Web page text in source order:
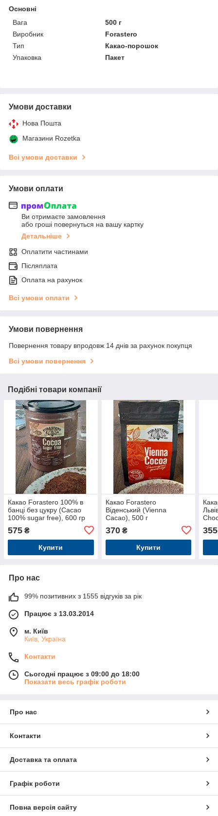
Основні
Вага
500 г
Виробник
Forastero
Тип
Какао-порошок
Упаковка
Пакет
Умови доставки
Нова Пошта
Магазини Rozetka
Всі умови доставки
Умови оплати
Ви отримаєте замовлення
або гроші повернуться на вашу картку
Детальніше
Оплатити частинами
Післяплата
Оплата на рахунок
Всі умови оплати
Умови повернення
Повернення товару впродовж 14 днів за рахунок покупця
Всі умови повернення
Подібні товари компанії
Какао Forastero 100% в
банці без цукру (Cacao
100% sugar free), 600 гр
575 ₴
Купити
Какао Forastero
Віденський (Vienna
Cacao), 500 г
370₴
Купити
355
Про нас
99% позитивних з 1555 відгуків за рік
Працює з 13.03.2014
м. Київ
Київ, Україна
Контакти
Сьогодні працює з 09:00 до 18:00
Показати весь графік роботи
Про нас
Контакти
Доставка та оплата
Графік роботи
Повна версія сайту